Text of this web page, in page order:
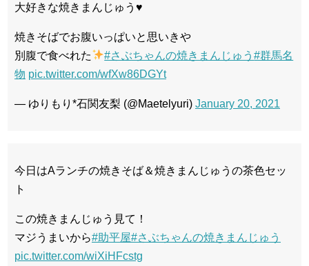
大好きな焼きまんじゅう♥
焼きそばでお腹いっぱいと思いきや
別腹で食べれた
#さぶちゃんの焼きまんじゅう#群馬名
物 pic.twitter.com/wfXw86DGYt
— ゆりもり*石関友梨 (@Maetelyuri) January 20, 2021
今日はAランチの焼きそば＆焼きまんじゅうの茶色セッ
ト
この焼きまんじゅう見て！
マジうまいから#助平屋#さぶちゃんの焼きまんじゅう
pic.twitter.com/wiXiHFcstg